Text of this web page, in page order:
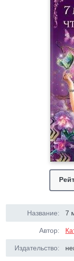
Название: 7
Автор:
Издательство: